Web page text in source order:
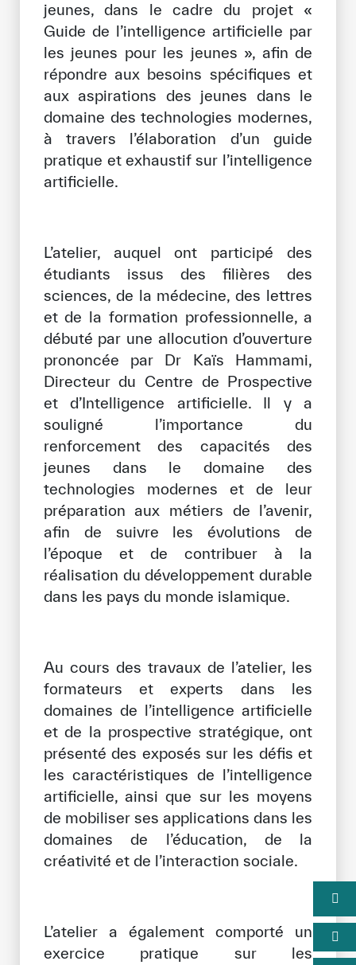
Actualités et événements
Communiqués de presse
Événements
Réseaux Sociaux de l’ICESCO
Contact
S’engager
Notre méthode de travail
S’engager
Rejoignez la famille de l’ICESCO
Pour les fournisseurs
Devenir partenaire
Soutien et dons
©
Conditions d’utilisation
Politique de confidentialité
Politique et procédure concernant l’IA
PPSSI
jeunes, dans le cadre du projet «
Guide de l’intelligence artificielle par
les jeunes pour les jeunes », afin de
répondre aux besoins spécifiques et
aux aspirations des jeunes dans le
domaine des technologies modernes,
à travers l’élaboration d’un guide
pratique et exhaustif sur l’intelligence
artificielle.
L’atelier, auquel ont participé des
étudiants issus des filières des
sciences, de la médecine, des lettres
et de la formation professionnelle, a
débuté par une allocution d’ouverture
prononcée par Dr Kaïs Hammami,
Directeur du Centre de Prospective
et d’Intelligence artificielle. Il y a
souligné l’importance du
renforcement des capacités des
jeunes dans le domaine des
technologies modernes et de leur
préparation aux métiers de l’avenir,
afin de suivre les évolutions de
l’époque et de contribuer à la
réalisation du développement durable
dans les pays du monde islamique.
Au cours des travaux de l’atelier, les
formateurs et experts dans les
domaines de l’intelligence artificielle
et de la prospective stratégique, ont
présenté des exposés sur les défis et
les caractéristiques de l’intelligence
artificielle, ainsi que sur les moyens
de mobiliser ses applications dans les
domaines de l’éducation, de la
créativité et de l’interaction sociale.
L’atelier a également comporté un
exercice pratique sur les